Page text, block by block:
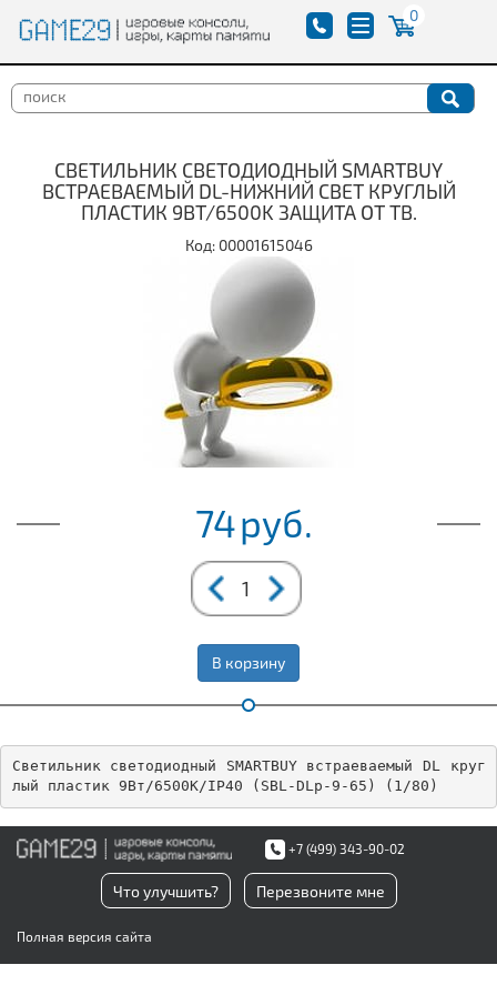
0
СВЕТИЛЬНИК СВЕТОДИОДНЫЙ SMARTBUY
ВСТРАЕВАЕМЫЙ DL-НИЖНИЙ СВЕТ КРУГЛЫЙ
ПЛАСТИК 9ВТ/6500K ЗАЩИТА ОТ ТВ.
Код: 00001615046
74руб.
В корзину
Светильник светодиодный SMARTBUY встраеваемый DL круг
лый пластик 9Вт/6500K/IP40 (SBL-DLp-9-65) (1/80)
+7 (499) 343-90-02
Что улучшить? Перезвоните мне
Полная версия сайта